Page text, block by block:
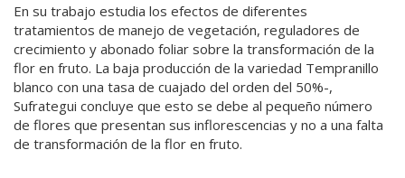
En su trabajo estudia los efectos de diferentes
tratamientos de manejo de vegetación, reguladores de
crecimiento y abonado foliar sobre la transformación de la
flor en fruto. La baja producción de la variedad Tempranillo
blanco con una tasa de cuajado del orden del 50%-,
Sufrategui concluye que esto se debe al pequeño número
de flores que presentan sus inflorescencias y no a una falta
de transformación de la flor en fruto.